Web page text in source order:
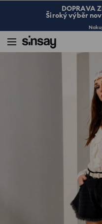
DOPRAVA
Široký výběr